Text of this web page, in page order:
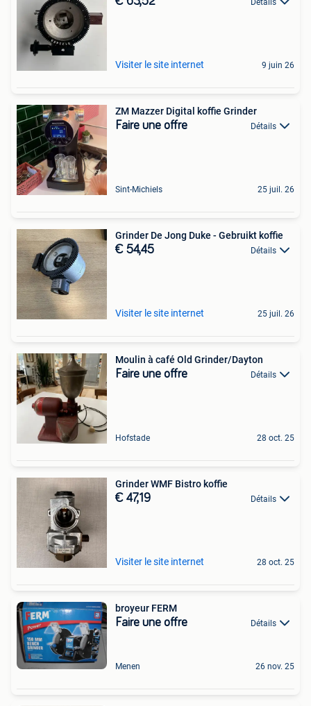
Visiter le site internet 9 juin 26
ZM Mazzer Digital koffie Grinder
Faire une offre Détails
Sint-Michiels 25 juil. 26
Grinder De Jong Duke - Gebruikt koffie
€ 54,45 Détails
Visiter le site internet 25 juil. 26
Moulin à café Old Grinder/Dayton
Faire une offre Détails
Hofstade 28 oct. 25
Grinder WMF Bistro koffie
€ 47,19 Détails
Visiter le site internet 28 oct. 25
broyeur FERM
Faire une offre Détails
Menen 26 nov. 25